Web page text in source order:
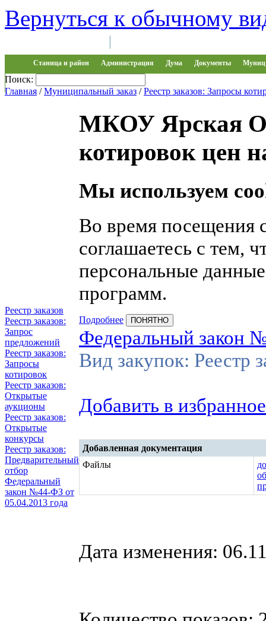
Вернуться к обычному
|
Станица и район Администрация Дума Документы Муниц
Обращения
Поиск:
Главная /Муниципальный заказ /Реестр заказов: Запросы
Реестр заказов
Реестр заказов:
Запрос
предложений
Реестр заказов:
Запросы
котировок
Реестр заказов:
Открытые
аукционы
Реестр заказов:
Открытые
конкурсы
Реестр заказов:
Предварительный
отбор
Федеральный
закон №44-ФЗ от
05.04.2013 года
МКОУ Ярская
котировок цен
Мы используем
Во время посещения
соглашаетесь с тем,
персональные
программ.
Подробнее ПОНЯТНО
Федеральный закон
Вид закупок: Реестр
Добавить в избранное
Добавленная документация
Файлы
Дата изменения: